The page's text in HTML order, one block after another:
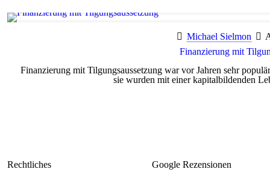
Michael Sielmon
Finanzierung mit
Finanzierung mit Tilgungsaussetzung war vor Jahren sehr
sie wurden mit einer kapitalbildenden
Rechtliches Google Rezensionen